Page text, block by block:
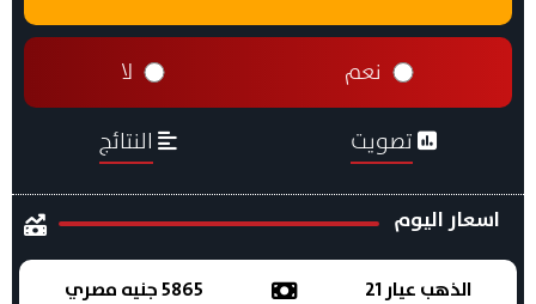
نعم لا
تصويت النتائج
اسعار اليوم
الذهب عيار 21 5865 جنيه مصري